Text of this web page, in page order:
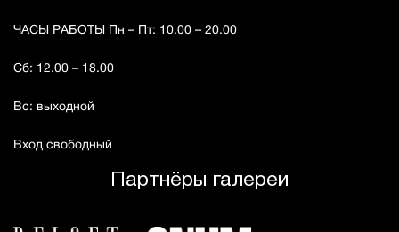
ЧАСЫ РАБОТЫ Пн – Пт: 10.00 – 20.00
Сб: 12.00 – 18.00
Вс: выходной
Вход свободный
Партнёры галереи